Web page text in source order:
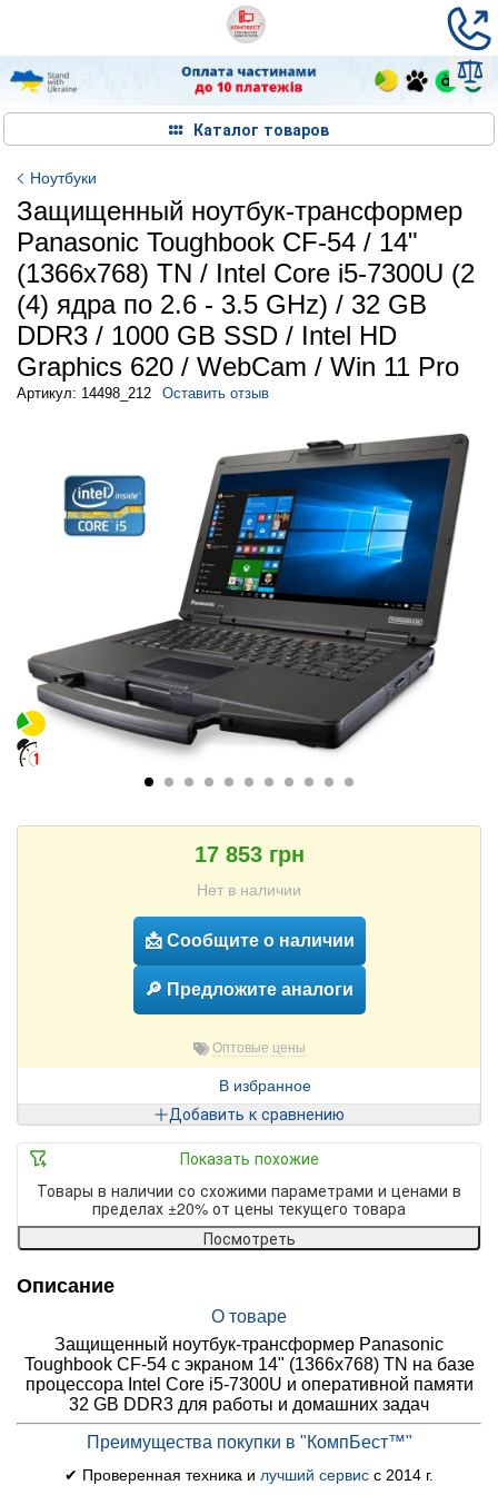
Каталог товаров
Ноутбуки
Защищенный ноутбук-трансформер
Panasonic Toughbook CF-54 / 14"
(1366x768) TN / Intel Core i5-7300U (2
(4) ядра по 2.6 - 3.5 GHz) / 32 GB
DDR3 / 1000 GB SSD / Intel HD
Graphics 620 / WebCam / Win 11 Pro
Артикул: 14498_212 Оставить отзыв
17 853 грн
Нет в наличии
📩 Сообщите о наличии
🔎 Предложите аналоги
Оптовые цены
В избранное
Добавить к сравнению
Показать похожие
Товары в наличии со схожими параметрами и ценами в
пределах ±20% от цены текущего товара
Посмотреть
Описание
О товаре
Защищенный ноутбук-трансформер Panasonic
Toughbook CF-54 с экраном 14" (1366x768) TN на базе
процессора Intel Core i5-7300U и оперативной памяти
32 GB DDR3 для работы и домашних задач
Преимущества покупки в "КомпБест™"
✔ Проверенная техника и лучший сервис с 2014 г.